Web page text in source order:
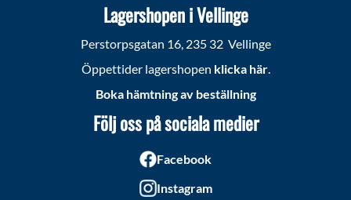
Lagershopen i Vellinge
Perstorpsgatan 16, 235 32 Vellinge
Öppettider lagershopen klicka här.
Boka hämtning av beställning
Följ oss på sociala medier
Facebook
Instagram